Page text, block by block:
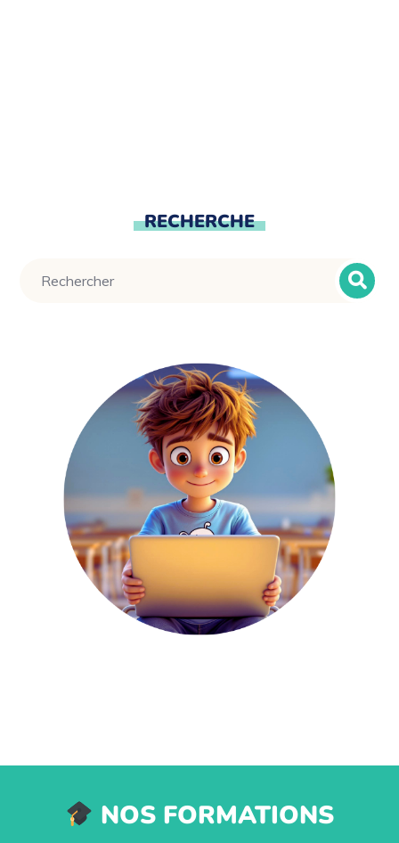
RECHERCHE
NOS FORMATIONS